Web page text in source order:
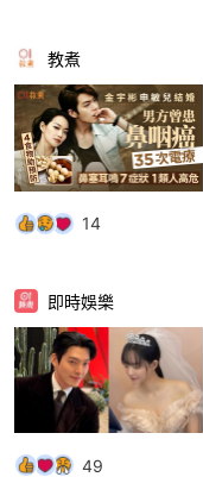
教煮
14
即時娛樂
49